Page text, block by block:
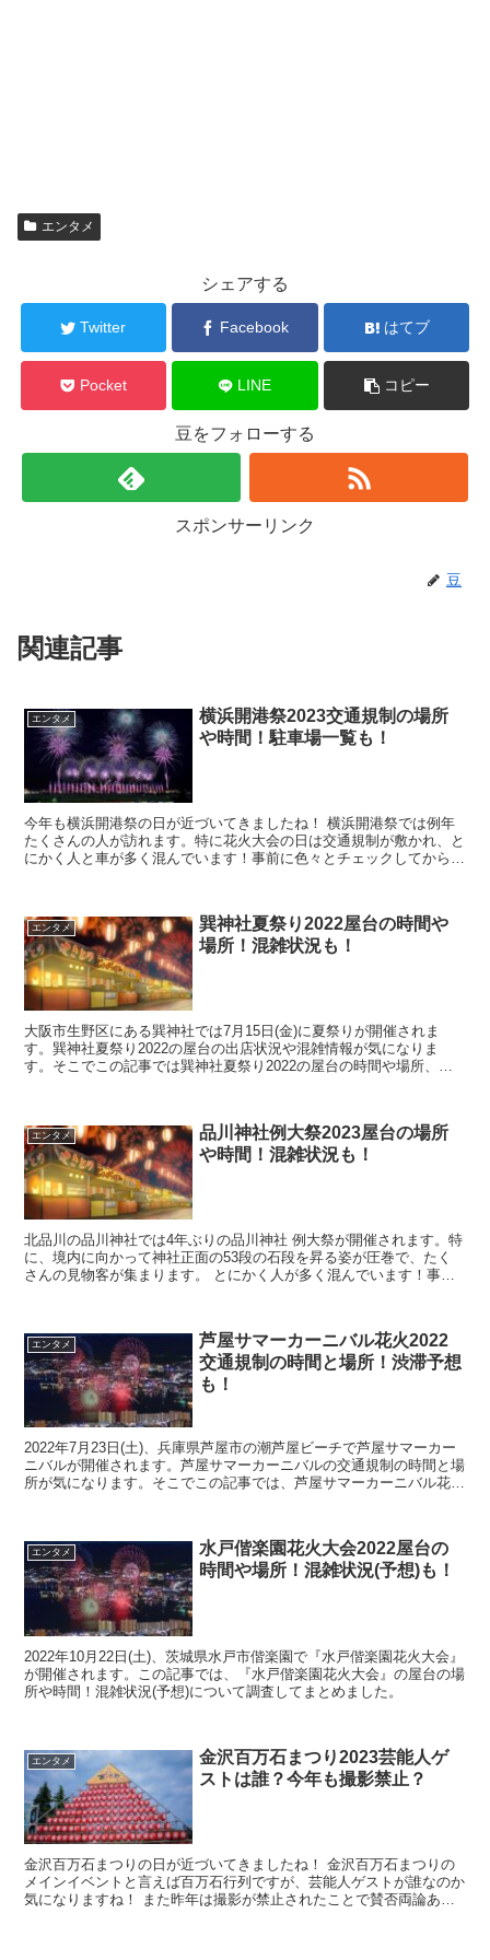
エンタメ
シェアする
Twitter Facebook はてブ
Pocket LINE コピー
豆をフォローする
スポンサーリンク
豆
関連記事
エンタメ
横浜開港祭2023交通規制の場所
や時間！駐車場一覧も！
今年も横浜開港祭の日が近づいてきましたね！ 横浜開港祭では例年
たくさんの人が訪れます。特に花火大会の日は交通規制が敷かれ、と
にかく人と車が多く混んでいます！事前に色々とチェックしてから出
エンタメ
巽神社夏祭り2022屋台の時間や
場所！混雑状況も！
大阪市生野区にある巽神社では7月15日(金)に夏祭りが開催されま
す。巽神社夏祭り2022の屋台の出店状況や混雑情報が気になりま
す。そこでこの記事では巽神社夏祭り2022の屋台の時間や場所、混
エンタメ
品川神社例大祭2023屋台の場所
や時間！混雑状況も！
北品川の品川神社では4年ぶりの品川神社 例大祭が開催されます。特
に、境内に向かって神社正面の53段の石段を昇る姿が圧巻で、たく
さんの見物客が集まります。 とにかく人が多く混んでいます！事前
エンタメ
芦屋サマーカーニバル花火2022
交通規制の時間と場所！渋滞予想
も！
2022年7月23日(土)、兵庫県芦屋市の潮芦屋ビーチで芦屋サマーカー
ニバルが開催されます。芦屋サマーカーニバルの交通規制の時間と場
所が気になります。そこでこの記事では、芦屋サマーカーニバル花火
エンタメ
水戸偕楽園花火大会2022屋台の
時間や場所！混雑状況(予想)も！
2022年10月22日(土)、茨城県水戸市偕楽園で『水戸偕楽園花火大会』
が開催されます。この記事では、『水戸偕楽園花火大会』の屋台の場
所や時間！混雑状況(予想)について調査してまとめました。
エンタメ
金沢百万石まつり2023芸能人ゲ
ストは誰？今年も撮影禁止？
金沢百万石まつりの日が近づいてきましたね！ 金沢百万石まつりの
メインイベントと言えば百万石行列ですが、芸能人ゲストが誰なのか
気になりますね！ また昨年は撮影が禁止されたことで賛否両論あ